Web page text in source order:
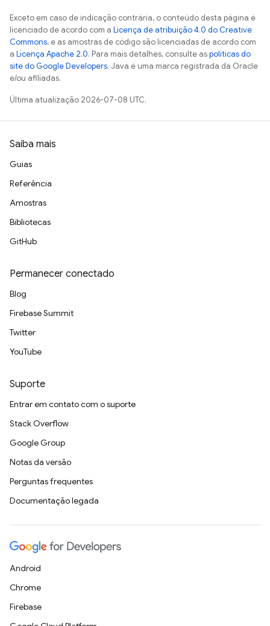
Exceto em caso de indicação contrária, o conteúdo desta página é
licenciado de acordo com a Licença de atribuição 4.0 do Creative
Commons, e as amostras de código são licenciadas de acordo com
a Licença Apache 2.0. Para mais detalhes, consulte aspolíticas do
site do Google Developers. Java é uma marca registrada da Oracle
e/ou afiliadas.
Última atualização 2026-07-08 UTC.
Saiba mais
Guias
Referência
Amostras
Bibliotecas
GitHub
Permanecer conectado
Blog
Firebase Summit
Twitter
YouTube
Suporte
Entrar em contato com o suporte
Stack Overflow
Google Group
Notas da versão
Perguntas frequentes
Documentação legada
Android
Chrome
Firebase